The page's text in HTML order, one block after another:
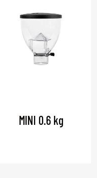
MINI 0.6 kg